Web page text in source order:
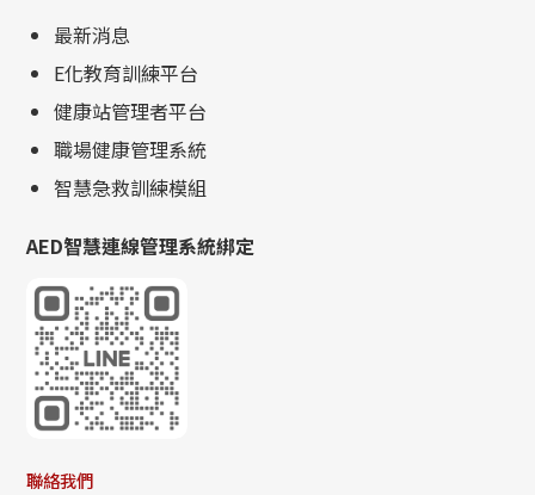
最新消息
E化教育訓練平台
健康站管理者平台
職場健康管理系統
智慧急救訓練模組
AED智慧連線管理系統綁定
聯絡我們